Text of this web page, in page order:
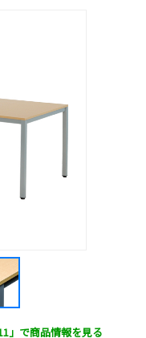
」で商品情報を見る